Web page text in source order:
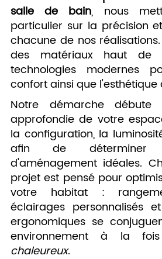
salle de bain, nous
particulier sur la précision
chacune de nos
des matériaux haut
technologies modernes
confort ainsi que l'esthétique
Notre démarche
approfondie de votre
la configuration, la
afin de déterminer
d'aménagement idéales.
projet est pensé pour
votre habitat :
éclairages personnalisés
ergonomiques se
environnement à la
chaleureux.